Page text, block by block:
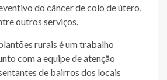
do câncer de colo de útero,
outros serviços.
rurais é um trabalho
com a equipe de atenção
de bairros dos locais